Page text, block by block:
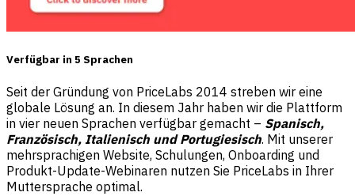
Verfügbar in 5 Sprachen
Seit der Gründung von PriceLabs 2014 streben wir eine
globale Lösung an. In diesem Jahr haben wir die Plattform
in vier neuen Sprachen verfügbar gemacht – Spanisch,
Französisch, Italienisch und Portugiesisch. Mit unserer
mehrsprachigen Website, Schulungen, Onboarding und
Produkt-Update-Webinaren nutzen Sie PriceLabs in Ihrer
Muttersprache optimal.